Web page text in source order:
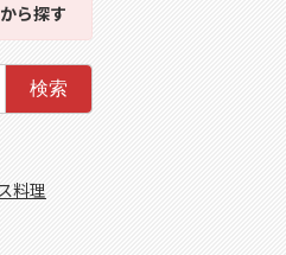
から探す
検索
料理